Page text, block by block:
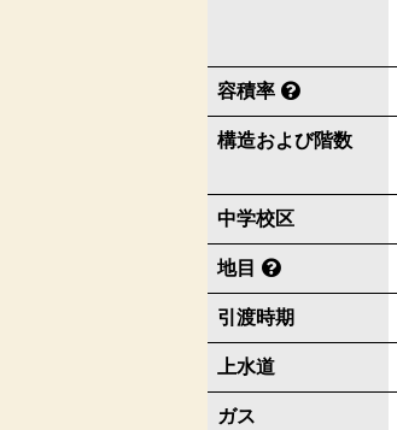
容積率
構造および階数
中学校区
地目
引渡時期
上水道
ガス